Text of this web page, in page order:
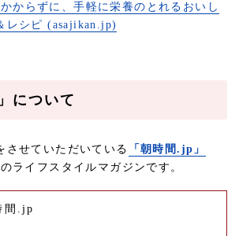
からずに、手軽に栄養のとれるおいし
レシピ (asajikan.jp)
について
させていただいている
「朝時間.jp」
ライフスタイルマガジンです。
間.jp